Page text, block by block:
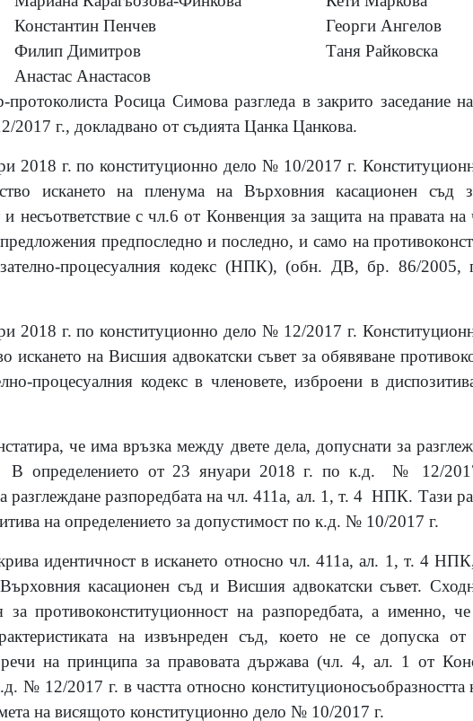
Константин Пенчев
Георги Ангелов
Филип Димитров
Таня Райковска
Анастас Анастасов
протоколиста Росица Симова разгледа в закрито заседание
201 7 г., докладвано от съдията Цанка Цанкова.
2018 г. по конституционно дело № 10/2017 г.
искането на пленума на Върховния касационен съд
несъответствие с чл.6 от Конвенция за защита на правата
предпоследно и последно, и само на
процесуалния кодекс (НПК), (обн. ДВ, бр. 86/
2018 г. по конституционно дело № 12/2017 г.
искането на Висшия адвокатски съвет за обявяване
процесуалния кодекс в членовете, изброени в
че има връзка между двете дела, допуснати за
В определението от 23 януари 2018 г. по к.д. № 12/
разглеждане разпоредбата на чл. 411а, ал. 1, т. 4 НПК. Тази
на определението за допустимост по к.д. № 10/2017 г.
идентичност в искането относно чл. 411а, ал. 1, т. 4
касационен съд и Висшия адвокатски съвет.
противоконституционност на разпоредбата, а именно,
на извънреден съд, което не се допуска
на принципа за правовата държава (чл. 4, ал. 1 от
№ 12/2017 г. в частта относно конституционосъобразността
на висящото конституционно дело № 10/2017 г.